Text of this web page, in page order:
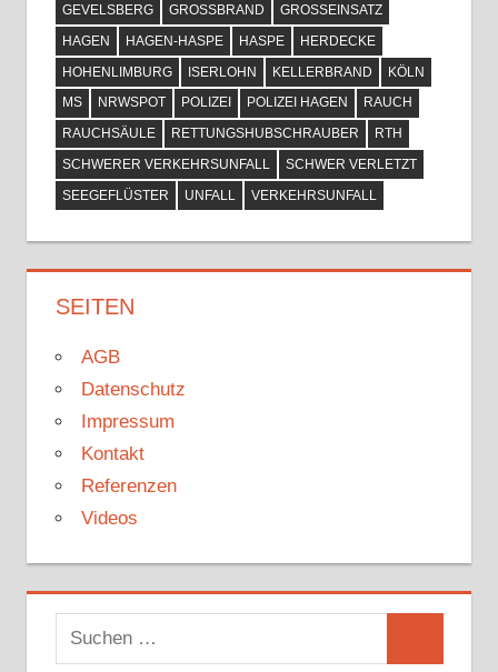
GEVELSBERG
GROSSBRAND
GROSSEINSATZ
HAGEN
HAGEN-HASPE HASPE
HERDECKE
HOHENLIMBURG
ISERLOHN KELLERBRAND
KÖLN
MS
NRWSPOT POLIZEI POLIZEI HAGEN
RAUCH
RAUCHSÄULE
RETTUNGSHUBSCHRAUBER
RTH
SCHWERER VERKEHRSUNFALL
SCHWER VERLETZT
SEEGEFLÜSTER
UNFALL VERKEHRSUNFALL
SEITEN
AGB
Datenschutz
Impressum
Kontakt
Referenzen
Videos
Suchen
nach: